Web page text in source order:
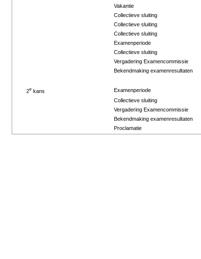
Vakantie
Collectieve sluiting
Collectieve sluiting
Collectieve sluiting
Examenperiode
Collectieve sluiting
Vergadering Examencommissie
Bekendmaking examenresultaten
2e kans Examenperiode
Collectieve sluiting
Vergadering Examencommissie
Bekendmaking examenresultaten
Proclamatie